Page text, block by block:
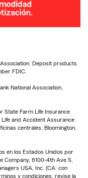
Deposit products
FDIC.
National Association,
State Farm Life Insurance
Life and Accident Assurance
centrales, Bloomington,
en los Estados Unidos por
Company, 6100-4th Ave S,
USA, Inc. (CA: con
y condiciones, revise la